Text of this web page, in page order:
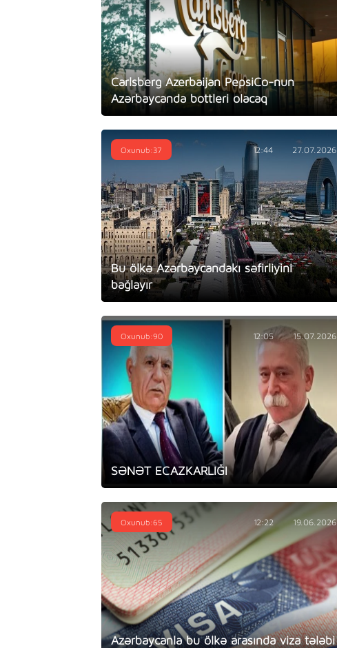
Carlsberg Azerbaijan PepsiCo-nun
Azərbaycanda bottleri olacaq
Bu ölkə Azərbaycandakı səfirliyini
bağlayır
Oxunub:37 12:44 27.07.2026
SƏNƏT ECAZKARLIĞI
Oxunub:90 12:05 15.07.2026
Azərbaycanla bu ölkə arasında viza tələbi
Oxunub:65 12:22 19.06.2026